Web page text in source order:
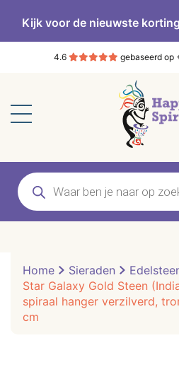
Kijk voor de nieuwste
4.6 gebaseerd op
Producten
zoeken
Home Sieraden
Star Galaxy Gold Steen
spiraal hanger verzilverd,
cm